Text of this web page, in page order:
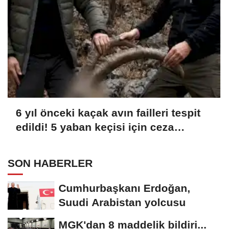
6 yıl önceki kaçak avın failleri tespit
edildi! 5 yaban keçisi için ceza
SON HABERLER
Cumhurbaşkanı Erdoğan,
Suudi Arabistan yolcusu
MGK'dan 8 maddelik bildiri...